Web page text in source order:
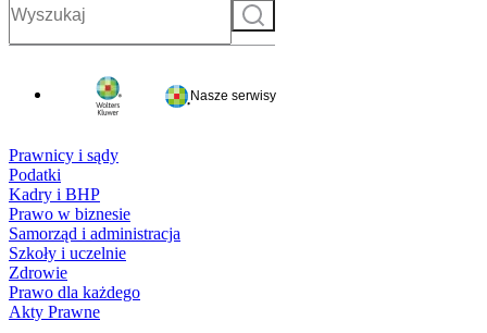
Szukaj
Nasze serwisy
Prawnicy i sądy
Podatki
Kadry i BHP
Prawo w biznesie
Samorząd i administracja
Szkoły i uczelnie
Zdrowie
Prawo dla każdego
Akty Prawne